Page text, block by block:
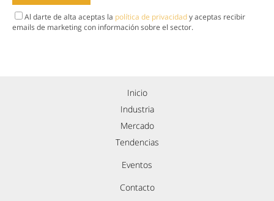
Al darte de alta aceptas la política de privacidady aceptas recibir
emails de marketing con información sobre el sector.
Inicio
Industria
Mercado
Tendencias
Eventos
Contacto